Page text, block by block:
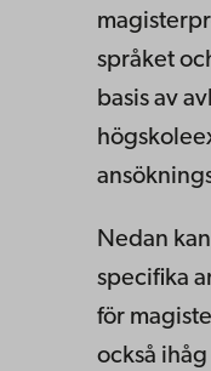
språket
basis av
Nedan
specifika
för
också